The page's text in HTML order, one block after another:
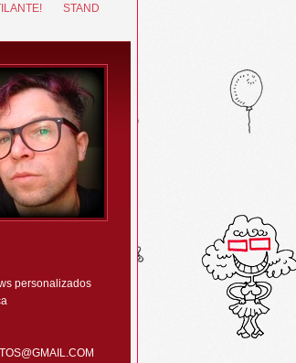
STAND
personalizados